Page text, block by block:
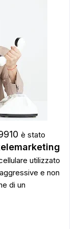
è stato
utilizzato
e non
di un